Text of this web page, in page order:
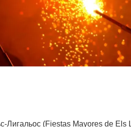
Лигальос (Fiestas Mayores de